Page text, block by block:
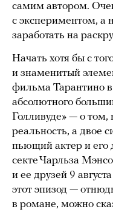
самим автором.
с экспериментом, а
заработать на
Начать хотя бы с
и знаменитый
фильма Тарантино
абсолютного
Голливуде» — о том,
реальность, а двое
пьющий актер и его
секте Чарльза
и ее друзей 9
этот эпизод —
в романе, можно